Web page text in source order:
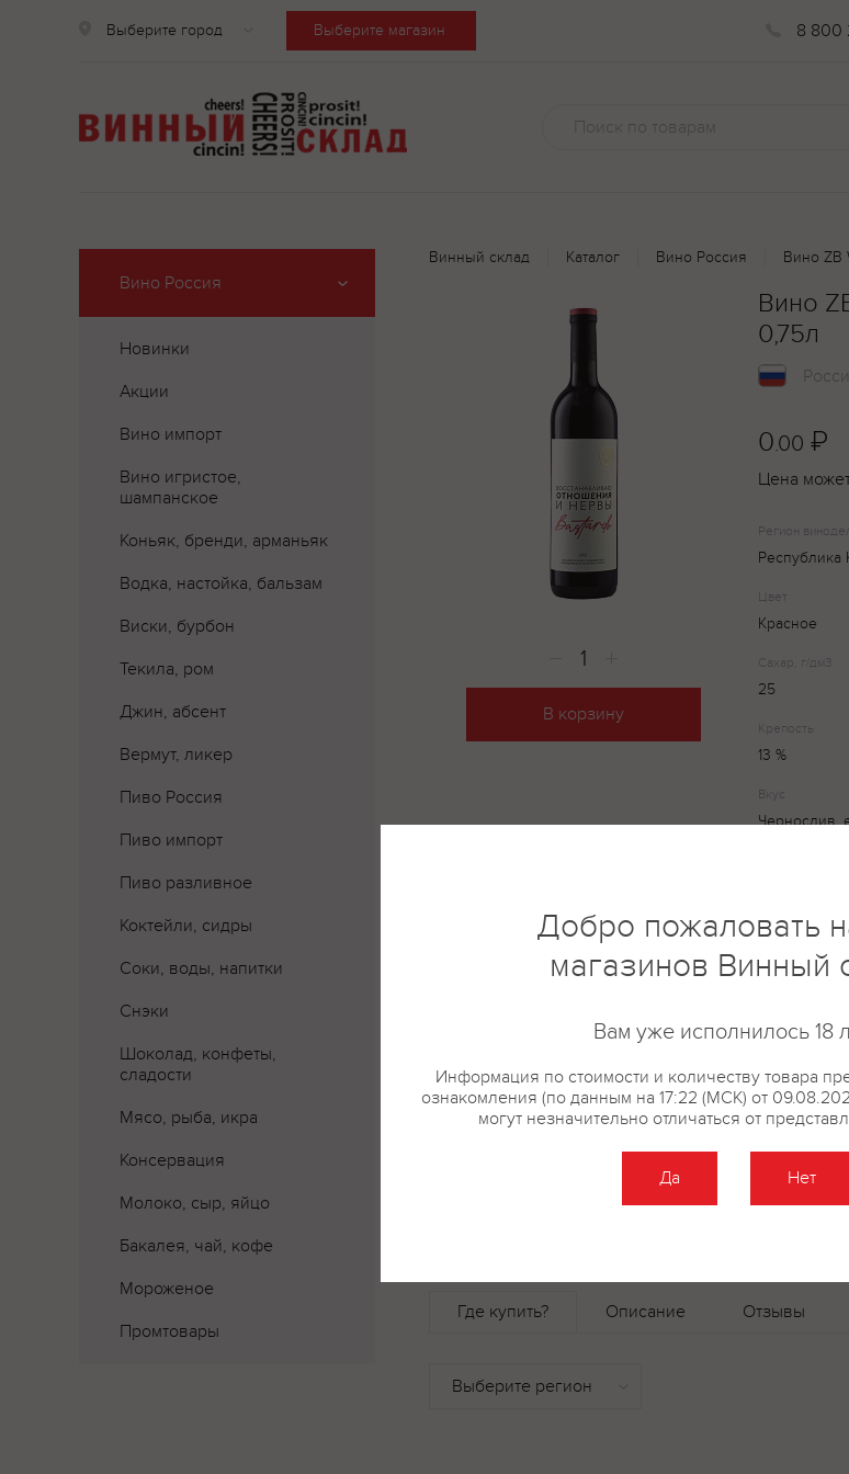
Выберите город Выберите магазин 8 800
Вино Россия
Новинки
Акции
Вино импорт
Вино игристое,
шампанское
Коньяк, бренди, арманьяк
Водка, настойка, бальзам
Виски, бурбон
Текила, ром
Джин, абсент
Вермут, ликер
Пиво Россия
Пиво импорт
Пиво разливное
Коктейли, сидры
Соки, воды, напитки
Снэки
Шоколад, конфеты,
сладости
Мясо, рыба, икра
Консервация
Молоко, сыр, яйцо
Бакалея, чай, кофе
Мороженое
Промтовары
Винный склад Каталог Вино Россия Вино ZB
В корзину
Вино
0,75л
0.00 ₽
Цена
Регион
Республика
Цвет
Красное
Сахар, г/дм3
25
Крепость
13 %
Вкус
Чернослив,
ZB Wine
идеально
или за
теплый
Бастардо
долине к
богатую
шоколада.
зрелости,
сладости в
Где купить? Описание Отзывы
Добро пожаловать
магазинов Винный
Вам уже исполнилось 18
Информация по стоимости и количеству товара
ознакомления (по данным на 17:22 (МСК) от
могут незначительно отличаться от
Да Нет